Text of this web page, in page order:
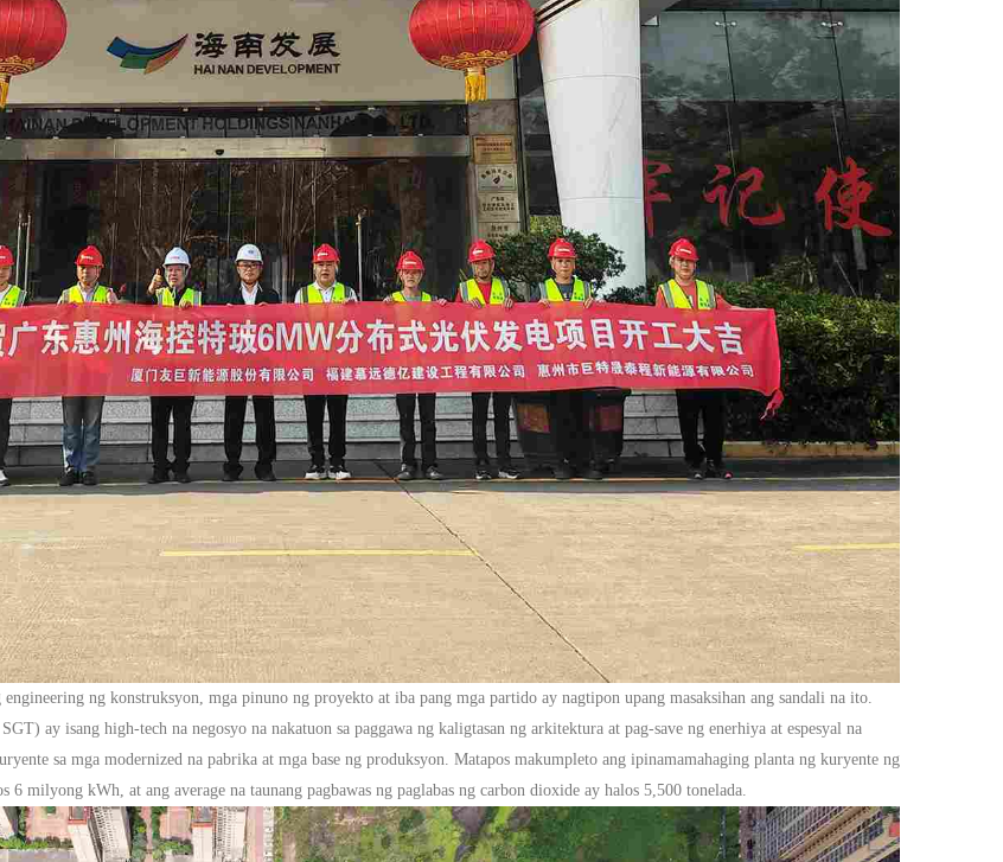
ng konstruksyon, mga pinuno ng proyekto at iba pang mga partido ay nagtipon upang masaksihan ang sandali na ito.
ay isang high-tech na negosyo na nakatuon sa paggawa ng kaligtasan ng arkitektura at pag-save ng enerhiya at espesyal na
sa mga modernized na pabrika at mga base ng produksyon. Matapos makumpleto ang ipinamamahaging planta ng kuryente ng
6 milyong kWh, at ang average na taunang pagbawas ng paglabas ng carbon dioxide ay halos 5,500 tonelada.